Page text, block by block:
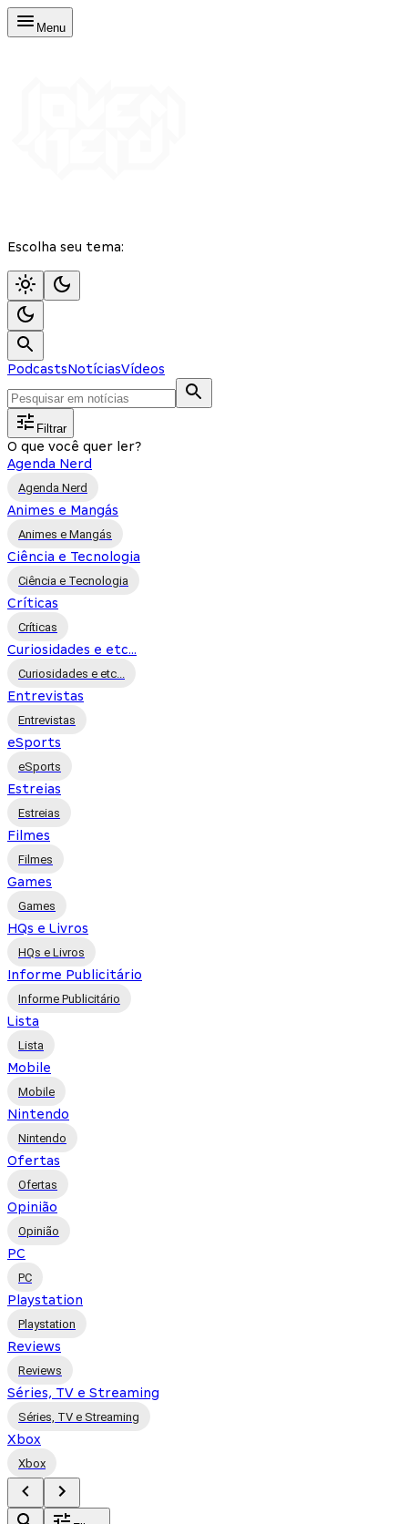
Menu
Escolha seu tema:
PodcastsNotíciasVídeos
Filtrar
O que você quer ler?
Agenda Nerd
Agenda Nerd
Animes e Mangás
Animes e Mangás
Ciência e Tecnologia
Ciência e Tecnologia
Críticas
Críticas
Curiosidades e etc...
Curiosidades e etc...
Entrevistas
Entrevistas
eSports
eSports
Estreias
Estreias
Filmes
Filmes
Games
Games
HQs e Livros
HQs e Livros
Informe Publicitário
Informe Publicitário
Lista
Lista
Mobile
Mobile
Nintendo
Nintendo
Ofertas
Ofertas
Opinião
Opinião
PC
PC
Playstation
Playstation
Reviews
Reviews
Séries, TV e Streaming
Séries, TV e Streaming
Xbox
Xbox